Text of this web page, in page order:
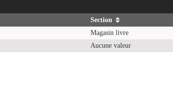
Section
Magasin livre
Aucune valeur